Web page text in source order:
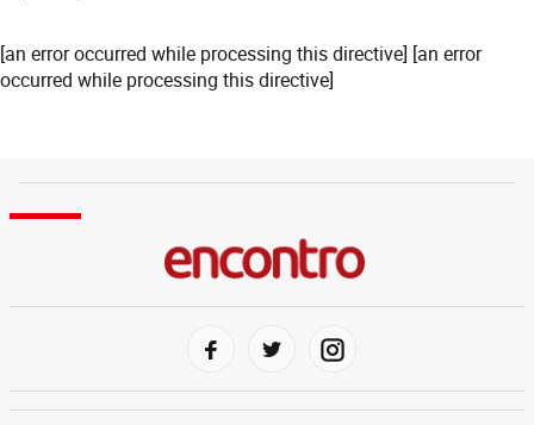
[an error occurred while processing this directive] [an error
occurred while processing this directive]